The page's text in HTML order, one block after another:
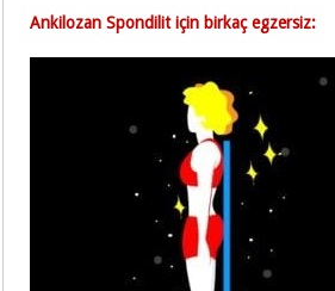
Ankilozan Spondilit için birkaç egzersiz: